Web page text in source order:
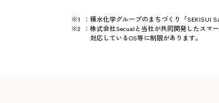
※1 ： 積水化学グループのまちづくり「SEKISUI
※2
： 株式会社Secualと当社が共同開発したスマ
対応しているOS等に制限があります。